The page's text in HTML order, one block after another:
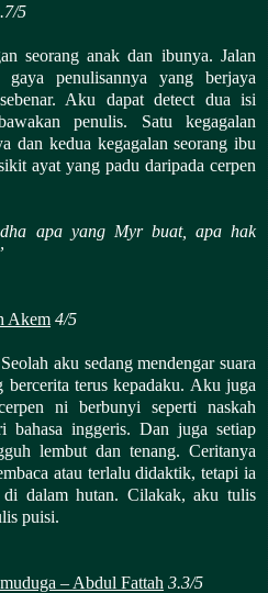
5
seorang anak dan ibunya. Jalan
penulisannya yang berjaya
Aku dapat detect dua isi
penulis. Satu kegagalan
dan kedua kegagalan seorang ibu
ayat yang padu daripada cerpen
apa yang Myr buat, apa hak
Akem 4/5
aku sedang mendengar suara
bercerita terus kepadaku. Aku juga
ni berbunyi seperti naskah
bahasa inggeris. Dan juga setiap
lembut dan tenang. Ceritanya
atau terlalu didaktik, tetapi ia
di dalam hutan. Cilakak, aku tulis
puisi.
– Abdul Fattah 3.3/5